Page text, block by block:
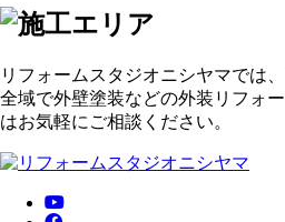
リフォームスタジオニシヤマでは
全域で外壁塗装などの外装リフォ
はお気軽にご相談ください。